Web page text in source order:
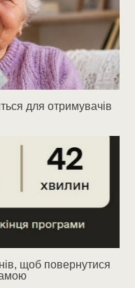
для отримувачів
щоб повернутися